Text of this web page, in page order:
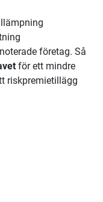
företag. Så
för ett mindre
riskpremietillägg